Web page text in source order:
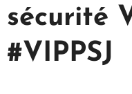
sécurité
#VIPPSJ